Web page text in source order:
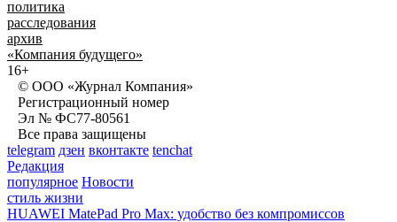
политика
расследования
архив
«Компания будущего»
16+
© ООО «Журнал Компания»
Регистрационный номер
Эл № ФС77-80561
Все права защищены
telegram дзен вконтакте tenchat
Редакция
популярное Новости
стиль жизни
HUAWEI MatePad Pro Max: удобство без компромиссов